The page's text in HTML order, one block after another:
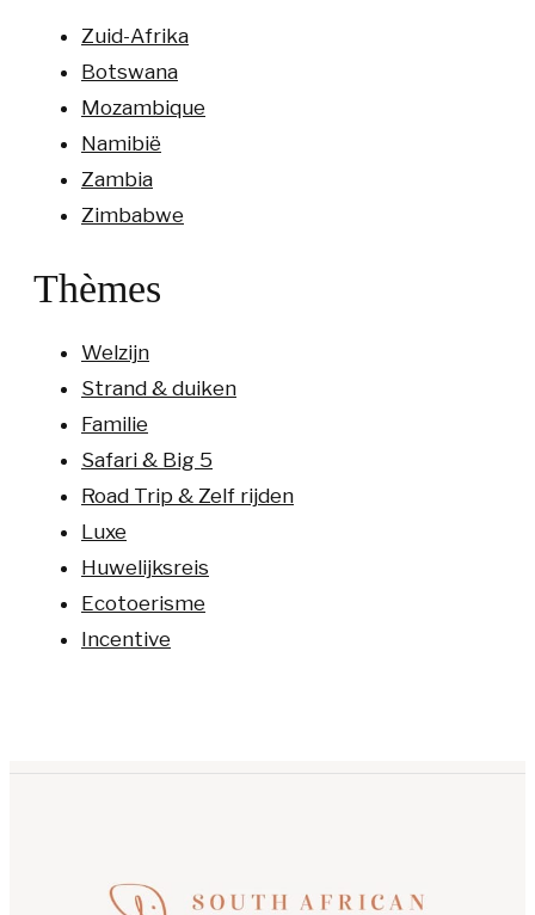
Zuid-Afrika
Botswana
Mozambique
Namibië
Zambia
Zimbabwe
Thèmes
Welzijn
Strand & duiken
Familie
Safari & Big 5
Road Trip & Zelf rijden
Luxe
Huwelijksreis
Ecotoerisme
Incentive